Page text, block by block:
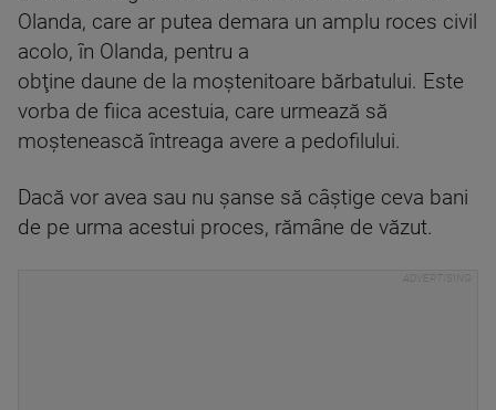
Olanda, care ar putea demara un amplu roces civil
acolo, în Olanda, pentru a
obţine daune de la moştenitoare bărbatului. Este
vorba de fiica acestuia, care urmează să
moştenească întreaga avere a pedofilului.
Dacă vor avea sau nu şanse să câştige ceva bani
de pe urma acestui proces, rămâne de văzut.